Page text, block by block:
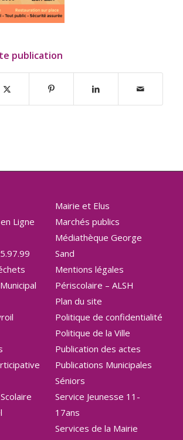
publication
Ligne
Mairie et Elus
Marchés publics
Médiathèque George
Sand
Mentions légales
Périscolaire – ALSH
Plan du site
Politique de confidentialité
Politique de la Ville
Publication des actes
Publications Municipales
Séniors
Service Jeunesse 11-
17ans
Services de la Mairie